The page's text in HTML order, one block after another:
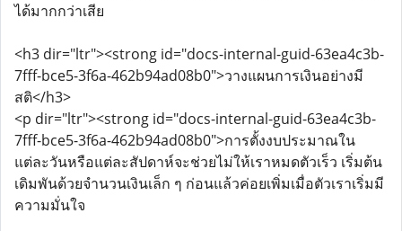
ได้มากกว่าเสีย
<h3 dir="ltr"><strong id="docs-internal-guid-63ea4c3b-
7fff-bce5-3f6a-462b94ad08b0">วางแผนการเงินอย่างมี
สติ</h3>
<p dir="ltr"><strong id="docs-internal-guid-63ea4c3b-
7fff-bce5-3f6a-462b94ad08b0">การตั้งงบประมาณใน
แต่ละวันหรือแต่ละสัปดาห์จะช่วยไม่ให้เราหมดตัวเร็ว เริ่มต้น
เดิมพันด้วยจำนวนเงินเล็ก ๆ ก่อนแล้วค่อยเพิ่มเมื่อตัวเราเริ่มมี
ความมั่นใจ